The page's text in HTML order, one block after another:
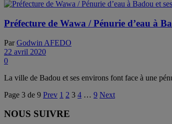
Préfecture de Wawa / Pénurie d’eau à
Par Godwin AFEDO
22 avril 2020
0
La ville de Badou et ses environs font face à une
Page 3 de 9 Prev 1 2 3 4 … 9 Next
NOUS SUIVRE